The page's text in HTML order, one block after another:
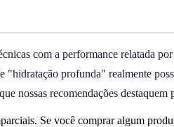
com a performance relatada
profunda" realmente
nossas recomendações
Se você comprar algum